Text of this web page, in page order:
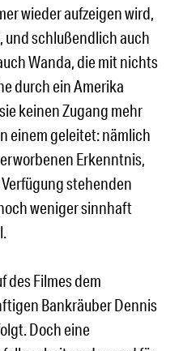
wieder aufzeigen wird,
und schlußendlich auch
Wanda, die mit nichts
durch ein Amerika
keinen Zugang mehr
einem geleitet: nämlich
Erkenntnis,
stehenden
weniger sinnhaft
des Filmes dem
Bankräuber Dennis
Doch eine